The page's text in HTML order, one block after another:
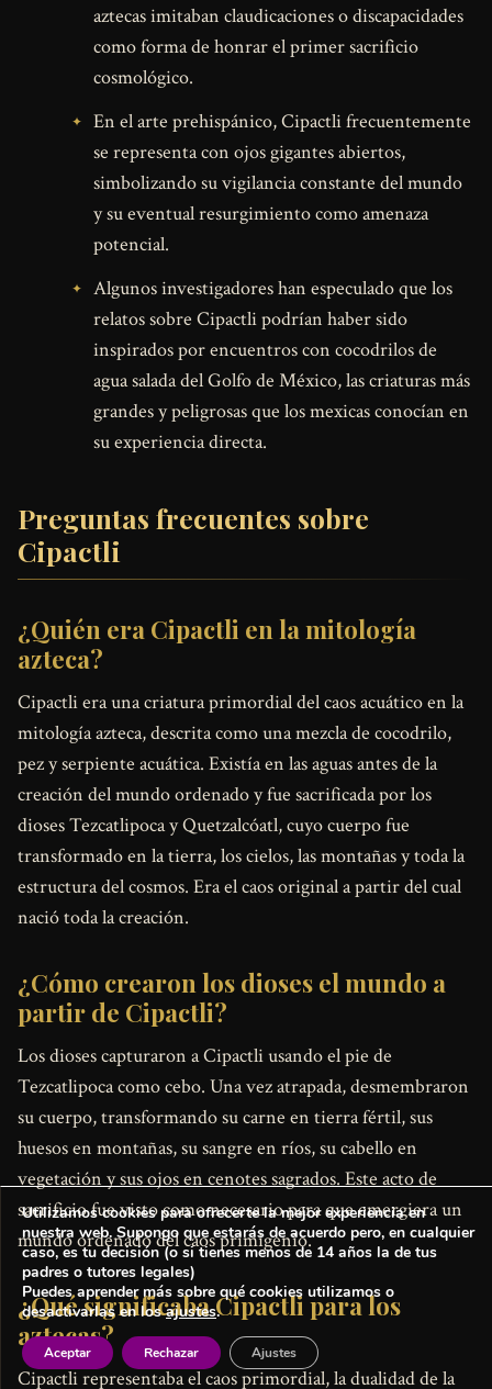
aztecas imitaban claudicaciones o discapacidades
como forma de honrar el primer sacrificio
cosmológico.
En el arte prehispánico, Cipactli frecuentemente
se representa con ojos gigantes abiertos,
simbolizando su vigilancia constante del mundo
y su eventual resurgimiento como amenaza
potencial.
Algunos investigadores han especulado que los
relatos sobre Cipactli podrían haber sido
inspirados por encuentros con cocodrilos de
agua salada del Golfo de México, las criaturas más
grandes y peligrosas que los mexicas conocían en
su experiencia directa.
Preguntas frecuentes sobre
Cipactli
¿Quién era Cipactli en la mitología
azteca?
Cipactli era una criatura primordial del caos acuático en la
mitología azteca, descrita como una mezcla de cocodrilo,
pez y serpiente acuática. Existía en las aguas antes de la
creación del mundo ordenado y fue sacrificada por los
dioses Tezcatlipoca y Quetzalcóatl, cuyo cuerpo fue
transformado en la tierra, los cielos, las montañas y toda la
estructura del cosmos. Era el caos original a partir del cual
nació toda la creación.
¿Cómo crearon los dioses el mundo a
partir de Cipactli?
Los dioses capturaron a Cipactli usando el pie de
Tezcatlipoca como cebo. Una vez atrapada, desmembraron
su cuerpo, transformando su carne en tierra fértil, sus
huesos en montañas, su sangre en ríos, su cabello en
vegetación y sus ojos en cenotes sagrados. Este acto de
sacrificio fue visto como necesario para que emergiera un
mundo ordenado del caos primigenio.
¿Qué significaba Cipactli para los
aztecas?
Cipactli representaba el caos primordial, la dualidad de la
Utilizamos cookies para ofrecerte la mejor experiencia en
nuestra web. Supongo que estarás de acuerdo pero, en cualquier
caso, es tu decisión (o si tienes menos de 14 años la de tus
padres o tutores legales)
Puedes aprender más sobre qué cookies utilizamos o
desactivarlas en losajustes.
Aceptar Rechazar Ajustes